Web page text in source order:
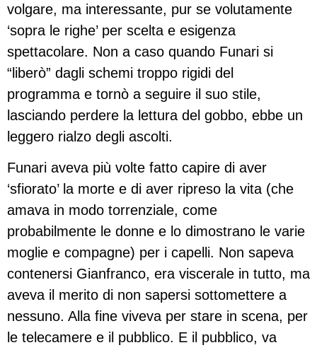
volgare, ma interessante, pur se volutamente
‘sopra le righe’ per scelta e esigenza
spettacolare. Non a caso quando Funari si
“liberò” dagli schemi troppo rigidi del
programma e tornò a seguire il suo stile,
lasciando perdere la lettura del gobbo, ebbe un
leggero rialzo degli ascolti.
Funari aveva più volte fatto capire di aver
‘sfiorato’ la morte e di aver ripreso la vita (che
amava in modo torrenziale, come
probabilmente le donne e lo dimostrano le varie
moglie e compagne) per i capelli. Non sapeva
contenersi Gianfranco, era viscerale in tutto, ma
aveva il merito di non sapersi sottomettere a
nessuno. Alla fine viveva per stare in scena, per
le telecamere e il pubblico. E il pubblico, va